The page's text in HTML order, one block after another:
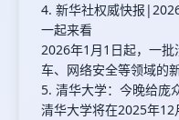
4. 新华社权威快报
一起来看
2026年1月1日起，一
车、网络安全等领域的
5. 清华大学：今晚给庞
清华大学将在2025年